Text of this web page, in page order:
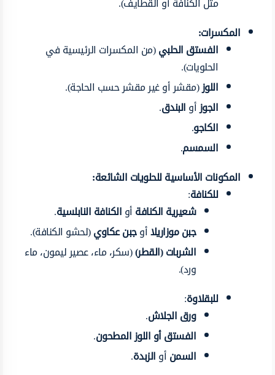
المكسرات:
الفستق الحلبي(من المكسرات الرئيسية في
الحلويات).
اللوز(مقشر أو غير مقشر حسب الحاجة).
الجوزأوالبندق.
الكاجو.
السمسم.
المكونات الأساسية للحلويات الشائعة:
للكنافة:
شعيرية الكنافةأوالكنافة النابلسية.
جبن موزاريلاأوجبن عكاوي(لحشو الكنافة).
الشربات (القطر)(سكر، ماء، عصير ليمون، ماء
ورد).
للبقلاوة:
ورق الجلاش.
الفستق أو اللوز المطحون.
السمنأوالزبدة.